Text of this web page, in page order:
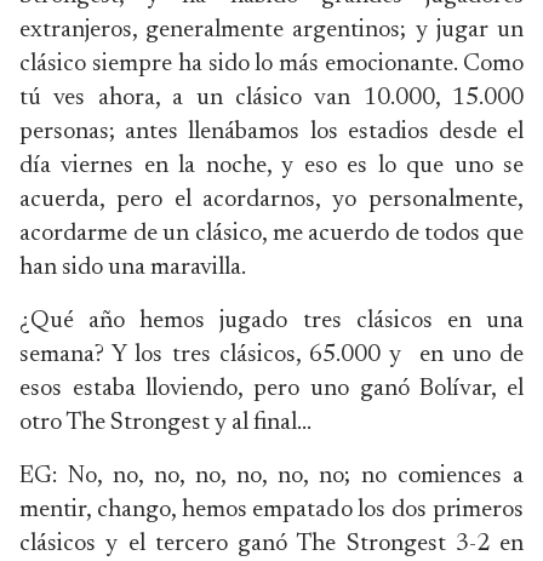
extranjeros, generalmente argentinos; y jugar un
clásico siempre ha sido lo más emocionante. Como
tú ves ahora, a un clásico van 10.000, 15.000
personas; antes llenábamos los estadios desde el
día viernes en la noche, y eso es lo que uno se
acuerda, pero el acordarnos, yo personalmente,
acordarme de un clásico, me acuerdo de todos que
han sido una maravilla.
¿Qué año hemos jugado tres clásicos en una
semana? Y los tres clásicos, 65.000 y en uno de
esos estaba lloviendo, pero uno ganó Bolívar, el
otro The Strongest y al final…
EG: No, no, no, no, no, no, no; no comiences a
mentir, chango, hemos empatado los dos primeros
clásicos y el tercero ganó The Strongest 3-2 en